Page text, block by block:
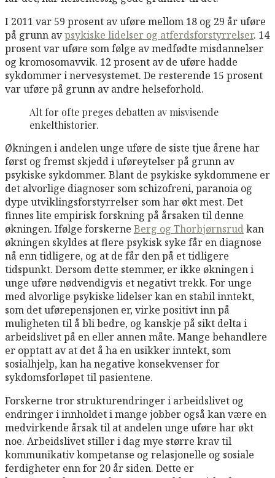
I 2011 var 59 prosent av uføre mellom 18 og 29 år uføre
på grunn avpsykiske lidelser og atferdsforstyrrelser. 14
prosent var uføre som følge av medfødte misdannelser
og kromosomavvik. 12 prosent av de uføre hadde
sykdommer i nervesystemet. De resterende 15 prosent
var uføre på grunn av andre helseforhold.
Alt for ofte preges debatten av misvisende
enkelthistorier.
Økningen i andelen unge uføre de siste tjue årene har
først og fremst skjedd i uføreytelser på grunn av
psykiske sykdommer. Blant de psykiske sykdommene er
det alvorlige diagnoser som schizofreni, paranoia og
dype utviklingsforstyrrelser som har økt mest. Det
finnes lite empirisk forskning på årsaken til denne
økningen. Ifølge forskerne Berg og Thorbjørnsrudkan
økningen skyldes at flere psykisk syke får en diagnose
nå enn tidligere, og at de får den på et tidligere
tidspunkt. Dersom dette stemmer, er ikke økningen i
unge uføre nødvendigvis et negativt trekk. For unge
med alvorlige psykiske lidelser kan en stabil inntekt,
som det uførepensjonen er, virke positivt inn på
muligheten til å bli bedre, og kanskje på sikt delta i
arbeidslivet på en eller annen måte. Mange behandlere
er opptatt av at det å ha en usikker inntekt, som
sosialhjelp, kan ha negative konsekvenser for
sykdomsforløpet til pasientene.
Forskerne tror strukturendringer i arbeidslivet og
endringer i innholdet i mange jobber også kan være en
medvirkende årsak til at andelen unge uføre har økt
noe. Arbeidslivet stiller i dag mye større krav til
kommunikativ kompetanse og relasjonelle og sosiale
ferdigheter enn for 20 år siden. Dette er